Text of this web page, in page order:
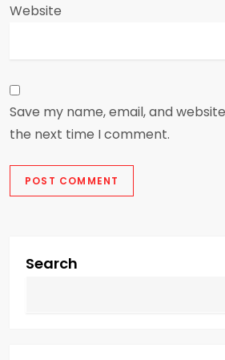
Website
Save my name, email, and
the next time I comment.
Search